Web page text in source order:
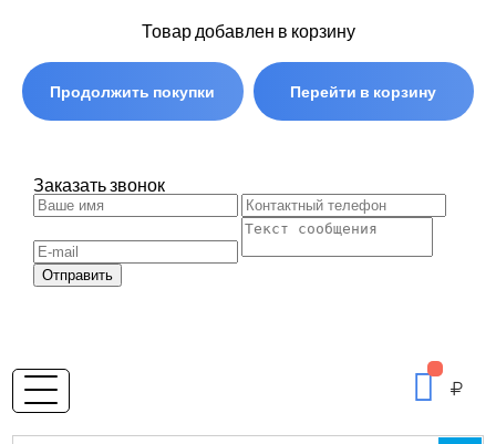
Товар добавлен в корзину
Продолжить покупки Перейти в корзину
Заказать звонок
Отправить